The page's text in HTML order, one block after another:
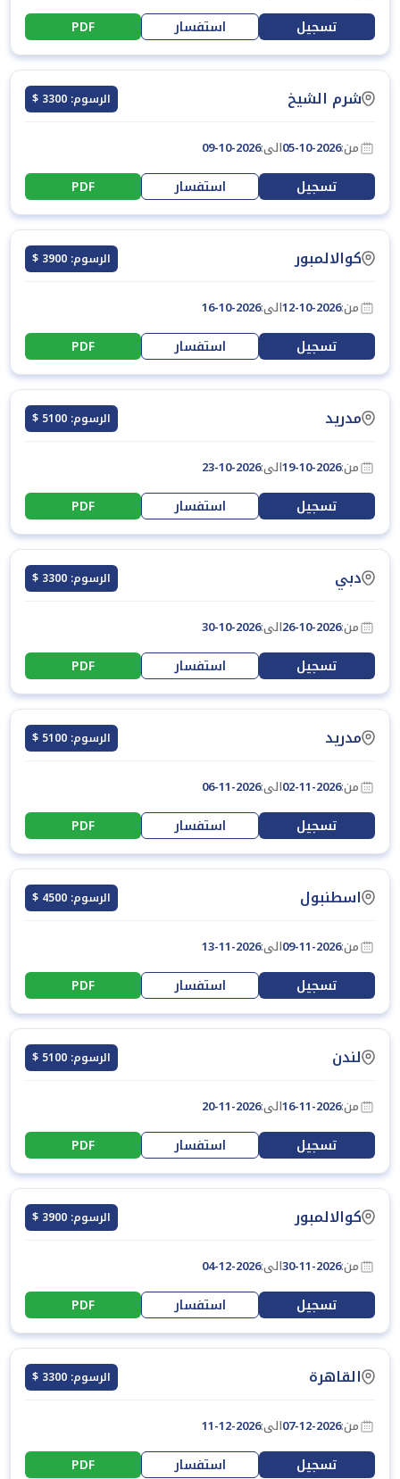
تسجيل استفسار PDF
شرم الشيخ الرسوم: 3300 $
من:05-10-2026الى:09-10-2026
تسجيل استفسار PDF
كوالالمبور الرسوم: 3900 $
من:12-10-2026الى:16-10-2026
تسجيل استفسار PDF
مدريد الرسوم: 5100 $
من:19-10-2026الى:23-10-2026
تسجيل استفسار PDF
دبي الرسوم: 3300 $
من:26-10-2026الى:30-10-2026
تسجيل استفسار PDF
مدريد الرسوم: 5100 $
من:02-11-2026الى:06-11-2026
تسجيل استفسار PDF
اسطنبول الرسوم: 4500 $
من:09-11-2026الى:13-11-2026
تسجيل استفسار PDF
لندن الرسوم: 5100 $
من:16-11-2026الى:20-11-2026
تسجيل استفسار PDF
كوالالمبور الرسوم: 3900 $
من:30-11-2026الى:04-12-2026
تسجيل استفسار PDF
القاهرة الرسوم: 3300 $
من:07-12-2026الى:11-12-2026
تسجيل استفسار PDF